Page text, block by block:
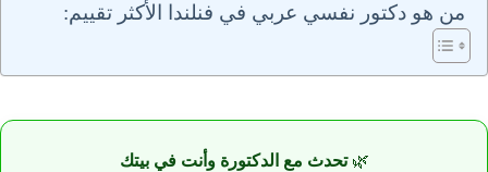
من هو دكتور نفسي عربي في فنلندا الأكثر تقييم:
🌿تحدث مع الدكتورة وأنت في بيتك